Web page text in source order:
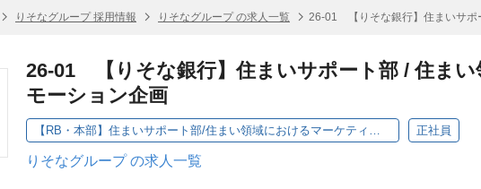
りそなグループ 採用情報 りそなグループ の求人一覧 26‐01 【りそな銀行】住まいサポ
26‐01 【りそな銀行】住まいサポート部 / 住ま
モーション企画
【RB・本部】住まいサポート部/住まい領域におけるマーケティング・プロモーション企画 正社員
りそなグループ の求人一覧